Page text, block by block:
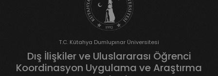
T.C. Kütahya Dumlupınar Üniversitesi
Dış İlişkiler ve Uluslararası Öğrenci
Koordinasyon Uygulama ve Araştırma